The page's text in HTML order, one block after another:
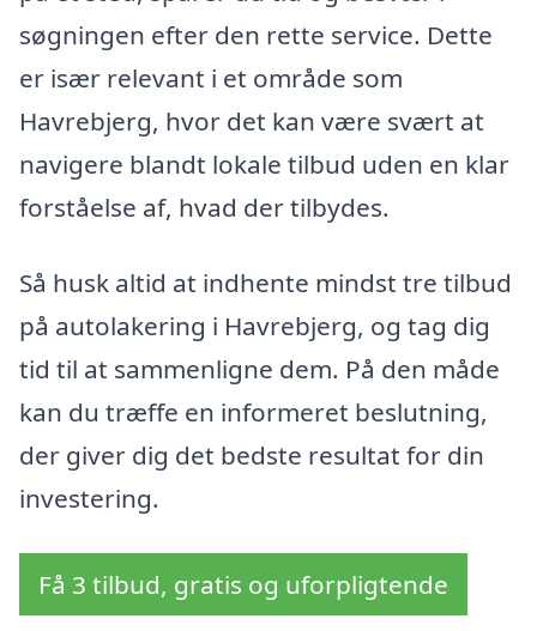
søgningen efter den rette service. Dette
er især relevant i et område som
Havrebjerg, hvor det kan være svært at
navigere blandt lokale tilbud uden en klar
forståelse af, hvad der tilbydes.
Så husk altid at indhente mindst tre tilbud
på autolakering i Havrebjerg, og tag dig
tid til at sammenligne dem. På den måde
kan du træffe en informeret beslutning,
der giver dig det bedste resultat for din
investering.
Få 3 tilbud, gratis og uforpligtende